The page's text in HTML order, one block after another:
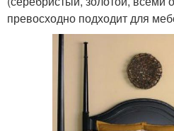
превосходно подходит для